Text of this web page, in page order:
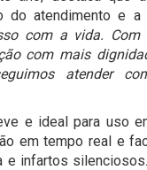
do atendimento e a
com a vida. Com
com mais
atender
e ideal para uso
em tempo real e
e infartos